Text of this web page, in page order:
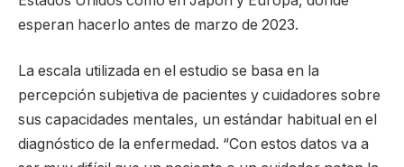
esperan hacerlo antes de marzo de 2023.
La escala utilizada en el estudio se basa en la
percepción subjetiva de pacientes y cuidadores sobre
sus capacidades mentales, un estándar habitual en el
diagnóstico de la enfermedad. “Con estos datos va a